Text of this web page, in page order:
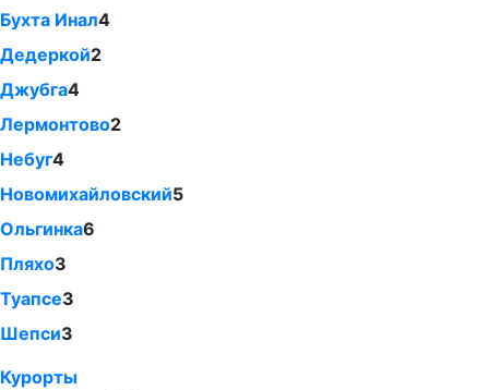
Бухта Инал4
Дедеркой2
Джубга4
Лермонтово2
Небуг4
Новомихайловский5
Ольгинка6
Пляхо3
Туапсе3
Шепси3
Курорты